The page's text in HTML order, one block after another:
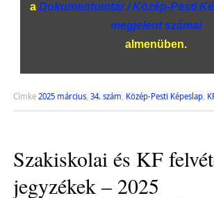
a Dokumentumtár / Közép-Pesti
megjelent számai
almenüben.
Címke 2025 március, 34. szám Közép-Pesti Képeslap,
Szakiskolai és KF
jegyzékek – 2025